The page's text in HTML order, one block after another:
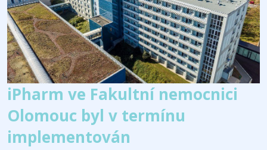
iPharm ve Fakultní nemocnici
Olomouc byl v termínu
implementován